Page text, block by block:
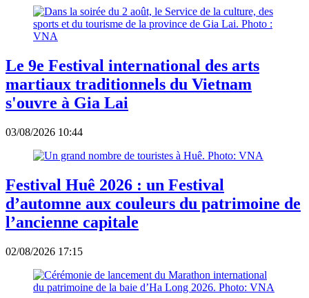
Le 9e Festival international des arts
martiaux traditionnels du Vietnam
s'ouvre à Gia Lai
03/08/2026 10:44
Festival Huê 2026 : un Festival
d’automne aux couleurs du patrimoine de
l’ancienne capitale
02/08/2026 17:15